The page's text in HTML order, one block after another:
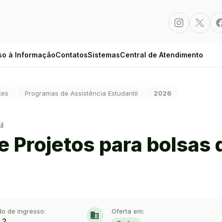
Instagram
à InformaçãoContatosSistemasCentral de Atendimento
Programas de Assistência Estudantil 2026
Projetos para bolsas
de ingresso: domain
Oferta em: